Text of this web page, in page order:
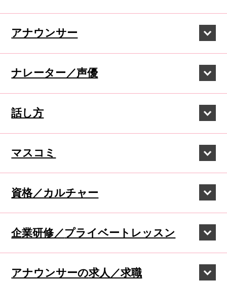
アナウンサー
ナレーター／声優
話し方
マスコミ
資格／カルチャー
企業研修／プライベートレッスン
アナウンサーの求人／求職